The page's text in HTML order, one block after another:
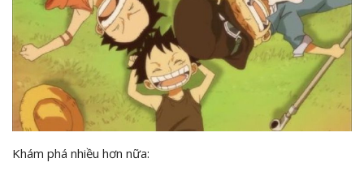
Khám phá nhiều hơn nữa: